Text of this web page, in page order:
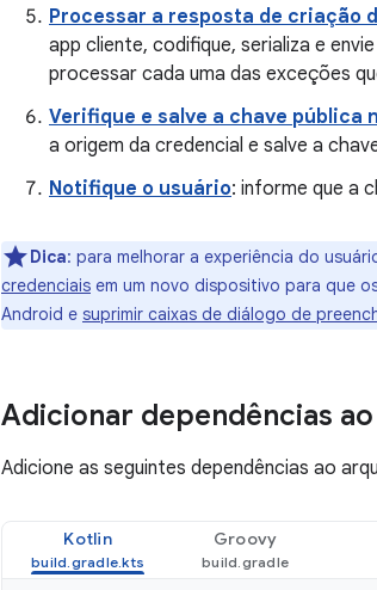
Processar a resposta de criação
app cliente, codifique, serializa e
processar cada uma das exceções
Verifique e salve a chave pública
a origem da credencial e salve a
Notifique o usuário: informe que a
Dica: para melhorar a experiência do
credenciais em um novo dispositivo para que
Android e suprimir caixas de diálogo de
Adicionar dependências
Adicione as seguintes dependências ao
Kotlin Groovy